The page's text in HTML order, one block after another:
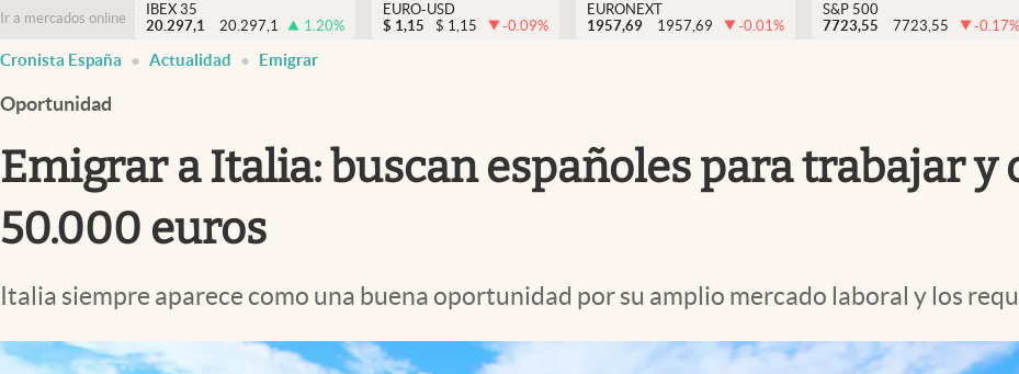
Ir a mercados online
IBEX 35
20.297,1
20.297,1 1.20%
EURO-USD
$ 1,15 $ 1,15 -0.09%
EURONEXT
1957,69
1957,69 -0.01%
S&P 500
7723,55
7723,55 -0.17%
Cronista España Actualidad Emigrar
Oportunidad
Emigrar a Italia: buscan españoles para trabajar y
50.000 euros
Italia siempre aparece como una buena oportunidad por su amplio mercado laboral y los